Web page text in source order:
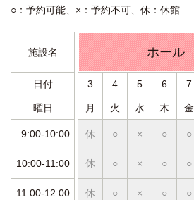
○：予約可能、×：予約不可、休：休館
施設名 ホール
日付 3 4 5 6 7
曜日 月 火 水 木 金
9:00-10:00 休 ○ × ○ ○
10:00-11:00 休 ○ × ○ ○
11:00-12:00 休 ○ × ○ ○